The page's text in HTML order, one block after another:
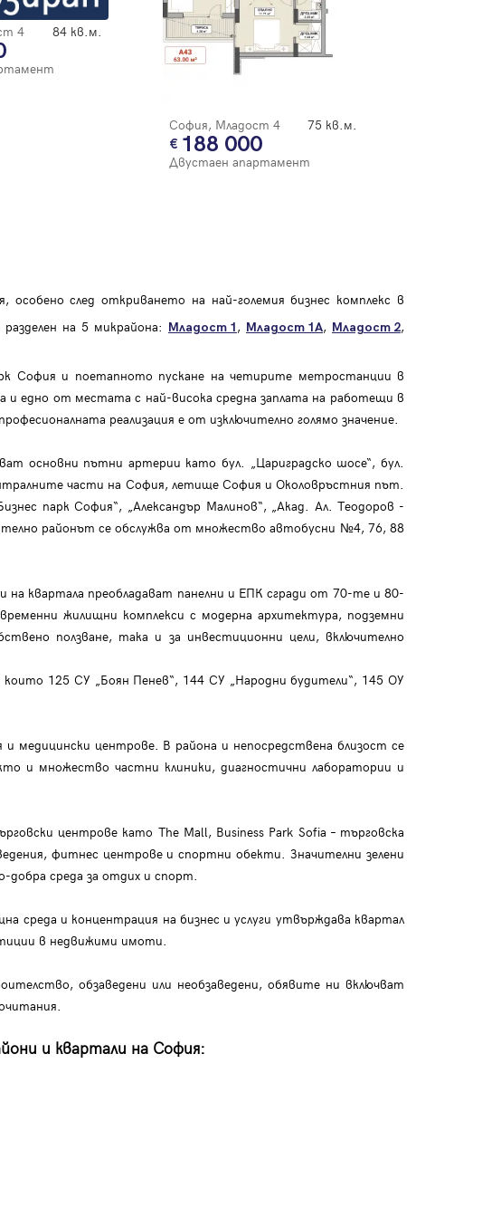
4 84 кв.м.
София, Младост 4 75 кв.м.
188 000
Двустаен апартамент
след откриването на най-големия бизнес комплекс в
на 5 микрайона: Младост 1, Младост 1А, Младост 2,
София и поетапното пускане на четирите метростанции в
едно от местата с най-висока средна заплата на работещи в
реализация е от изключително голямо значение.
основни пътни артерии като бул. „Цариградско шосе“, бул.
части на София, летище София и Околовръстния път.
парк София“, „Александър Малинов“, „Акад. Ал. Теодоров -
районът се обслужва от множество автобусни №4, 76, 88
квартала преобладават панелни и ЕПК сгради от 70-те и 80-
жилищни комплекси с модерна архитектура, подземни
ползване, така и за инвестиционни цели, включително
125 СУ „Боян Пенев“, 144 СУ „Народни будители“, 145 ОУ
и медицински центрове. В района и непосредствена близост се
и множество частни клиники, диагностични лаборатории и
центрове като The Mall, Business Park Sofia – търговска
фитнес центрове и спортни обекти. Значителни зелени
среда за отдих и спорт.
и концентрация на бизнес и услуги утвърждава квартал
в недвижими имоти.
обзаведени или необзаведени, обявите ни включват
и квартали на София: